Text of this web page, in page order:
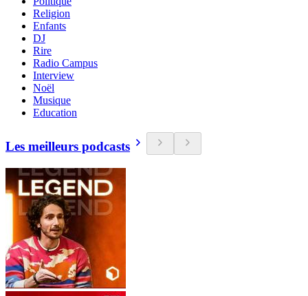
Religion
Enfants
DJ
Rire
Radio Campus
Interview
Noël
Musique
Education
Les meilleurs podcasts